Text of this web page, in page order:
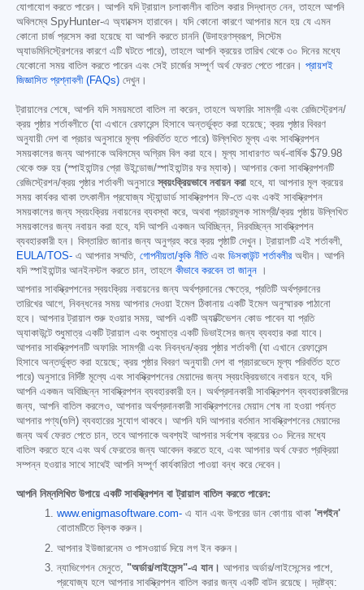
যোগাযোগ করতে পারেন। আপনি যদি ট্রায়াল চলাকালীন বাতিল করার সিদ্ধান্ত নেন, তাহলে আপনি
অবিলম্বে SpyHunter-এ অ্যাক্সেস হারাবেন। যদি কোনো কারণে আপনার মনে হয় যে এমন
কোনো চার্জ প্রসেস করা হয়েছে যা আপনি করতে চাননি (উদাহরণস্বরূপ, সিস্টেম
অ্যাডমিনিস্ট্রেশনের কারণে এটি ঘটতে পারে), তাহলে আপনি ক্রয়ের তারিখ থেকে ৩০ দিনের মধ্যে
যেকোনো সময় বাতিল করতে পারেন এবং সেই চার্জের সম্পূর্ণ অর্থ ফেরত পেতে পারেন। প্রায়শই
জিজ্ঞাসিত প্রশ্নাবলী (FAQs) দেখুন।
ট্রায়ালের শেষে, আপনি যদি সময়মতো বাতিল না করেন, তাহলে অফারিং সামগ্রী এবং রেজিস্ট্রেশন/
ক্রয় পৃষ্ঠার শর্তাবলীতে (যা এখানে রেফারেন্স হিসাবে অন্তর্ভুক্ত করা হয়েছে; ক্রয় পৃষ্ঠার বিবরণ
অনুযায়ী দেশ বা প্রচার অনুসারে মূল্য পরিবর্তিত হতে পারে) উল্লিখিত মূল্য এবং সাবস্ক্রিপশন
সময়কালের জন্য আপনাকে অবিলম্বে অগ্রিম বিল করা হবে। মূল্য সাধারণত অর্ধ-বার্ষিক $79.98
থেকে শুরু হয় (স্পাইহান্টার প্রো উইন্ডোজ/স্পাইহান্টার ফর ম্যাক)। আপনার কেনা সাবস্ক্রিপশনটি
রেজিস্ট্রেশন/ক্রয় পৃষ্ঠার শর্তাবলী অনুসারেস্বয়ংক্রিয়ভাবে নবায়ন করা হবে, যা আপনার মূল ক্রয়ের
সময় কার্যকর থাকা তৎকালীন প্রযোজ্য স্ট্যান্ডার্ড সাবস্ক্রিপশন ফি-তে এবং একই সাবস্ক্রিপশন
সময়কালের জন্য স্বয়ংক্রিয় নবায়নের ব্যবস্থা করে, অথবা প্রচারমূলক সামগ্রী/ক্রয় পৃষ্ঠায় উল্লিখিত
সময়কালের জন্য নবায়ন করা হবে, যদি আপনি একজন অবিচ্ছিন্ন, নিরবচ্ছিন্ন সাবস্ক্রিপশন
ব্যবহারকারী হন। বিস্তারিত জানার জন্য অনুগ্রহ করে ক্রয় পৃষ্ঠাটি দেখুন। ট্রায়ালটি এই শর্তাবলী,
EULA/TOS- এ আপনার সম্মতি, গোপনীয়তা/কুকি নীতিএবং ডিসকাউন্ট শর্তাবলীর অধীন। আপনি
যদি স্পাইহান্টার আনইনস্টল করতে চান, তাহলে কীভাবে করবেন তা জানুন ।
আপনার সাবস্ক্রিপশনের স্বয়ংক্রিয় নবায়নের জন্য অর্থপ্রদানের ক্ষেত্রে, প্রতিটি অর্থপ্রদানের
তারিখের আগে, নিবন্ধনের সময় আপনার দেওয়া ইমেল ঠিকানায় একটি ইমেল অনুস্মারক পাঠানো
হবে। আপনার ট্রায়াল শুরু হওয়ার সময়, আপনি একটি অ্যাক্টিভেশন কোড পাবেন যা প্রতি
অ্যাকাউন্টে শুধুমাত্র একটি ট্রায়াল এবং শুধুমাত্র একটি ডিভাইসের জন্য ব্যবহার করা যাবে।
আপনার সাবস্ক্রিপশনটি অফারিং সামগ্রী এবং নিবন্ধন/ক্রয় পৃষ্ঠার শর্তাবলী (যা এখানে রেফারেন্স
হিসাবে অন্তর্ভুক্ত করা হয়েছে; ক্রয় পৃষ্ঠার বিবরণ অনুযায়ী দেশ বা প্রচারভেদে মূল্য পরিবর্তিত হতে
পারে) অনুসারে নির্দিষ্ট মূল্যে এবং সাবস্ক্রিপশনের মেয়াদের জন্য স্বয়ংক্রিয়ভাবে নবায়ন হবে, যদি
আপনি একজন অবিচ্ছিন্ন সাবস্ক্রিপশন ব্যবহারকারী হন। অর্থপ্রদানকারী সাবস্ক্রিপশন ব্যবহারকারীদের
জন্য, আপনি বাতিল করলেও, আপনার অর্থপ্রদানকারী সাবস্ক্রিপশনের মেয়াদ শেষ না হওয়া পর্যন্ত
আপনার পণ্য(গুলি) ব্যবহারের সুযোগ থাকবে। আপনি যদি আপনার বর্তমান সাবস্ক্রিপশনের মেয়াদের
জন্য অর্থ ফেরত পেতে চান, তবে আপনাকে অবশ্যই আপনার সর্বশেষ ক্রয়ের ৩০ দিনের মধ্যে
বাতিল করতে হবে এবং অর্থ ফেরতের জন্য আবেদন করতে হবে, এবং আপনার অর্থ ফেরত প্রক্রিয়া
সম্পন্ন হওয়ার সাথে সাথেই আপনি সম্পূর্ণ কার্যকারিতা পাওয়া বন্ধ করে দেবেন।
আপনি নিম্নলিখিত উপায়ে একটি সাবস্ক্রিপশন বা ট্রায়াল বাতিল করতে পারেন:
www.enigmasoftware.com- এ যান এবং উপরের ডান কোণায় থাকা 'লগইন'
বোতামটিতে ক্লিক করুন।
আপনার ইউজারনেম ও পাসওয়ার্ড দিয়ে লগ ইন করুন।
ন্যাভিগেশন মেনুতে, "অর্ডার/লাইসেন্স"-এ যান। আপনার অর্ডার/লাইসেন্সের পাশে,
প্রযোজ্য হলে আপনার সাবস্ক্রিপশন বাতিল করার জন্য একটি বাটন রয়েছে। দ্রষ্টব্য: